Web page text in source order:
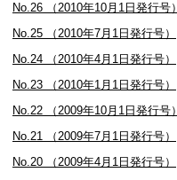
No.26 （2010年10月1日発行号）
No.25 （2010年7月1日発行号）
No.24 （2010年4月1日発行号）
No.23 （2010年1月1日発行号）
No.22 （2009年10月1日発行号）
No.21 （2009年7月1日発行号）
No.20 （2009年4月1日発行号）